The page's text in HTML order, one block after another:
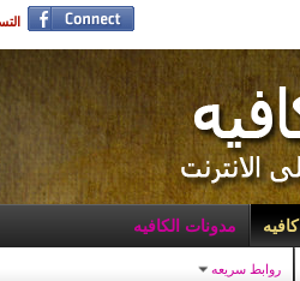
روابط سريعه
مدونات الكافيه